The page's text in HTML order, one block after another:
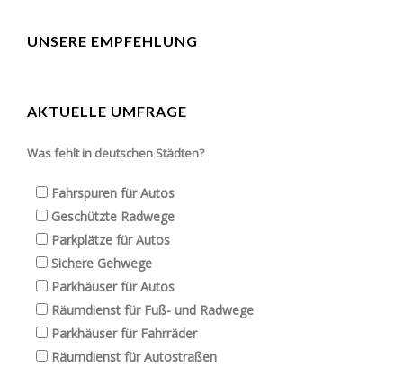
UNSERE EMPFEHLUNG
AKTUELLE UMFRAGE
Was fehlt in deutschen Städten?
Fahrspuren für Autos
Geschützte Radwege
Parkplätze für Autos
Sichere Gehwege
Parkhäuser für Autos
Räumdienst für Fuß- und Radwege
Parkhäuser für Fahrräder
Räumdienst für Autostraßen